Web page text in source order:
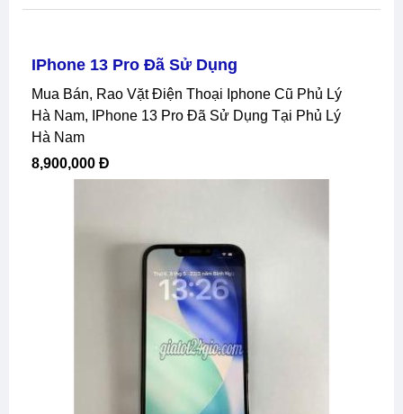
IPhone 13 Pro Đã Sử Dụng
Mua Bán, Rao Vặt Điện Thoại Iphone Cũ Phủ Lý
Hà Nam, IPhone 13 Pro Đã Sử Dụng Tại Phủ Lý
Hà Nam
8,900,000 Đ